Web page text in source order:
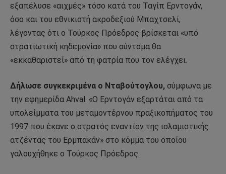
εξαπέλυσε «αιχμές» τόσο κατά του Ταγίπ Ερντογάν,
όσο και του εθνικιστή ακροδεξιού Μπαχτσελί,
λέγοντας ότι ο Τούρκος Πρόεδρος βρίσκεται «υπό
στρατιωτική κηδεμονία» που σύντομα θα
«εκκαθαριστεί» από τη φατρία που τον ελέγχει.
Δήλωσε συγκεκριμένα o Νταβούτογλου, σύμφωνα με
την εφημερίδα Ahval: «Ο Ερντογάν εξαρτάται από τα
υπολείμματα του μεταμοντέρνου πραξικοπήματος του
1997 που έκανε ο στρατός εναντίον της ισλαμιστικής
ατζέντας του Ερμπακάν» στο κόμμα του οποίου
γαλουχήθηκε ο Τούρκος Πρόεδρος.